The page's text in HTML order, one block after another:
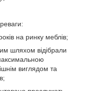
на ринку меблів;
шляхом відібрали
виглядом та